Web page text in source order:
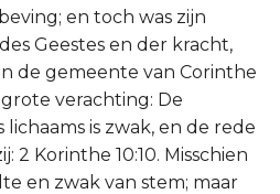
en toch was zijn
Geestes en der kracht,
de gemeente van Corinthe
verachting: De
is zwak, en de rede
2 Korinthe 10:10. Misschien
en zwak van stem; maar